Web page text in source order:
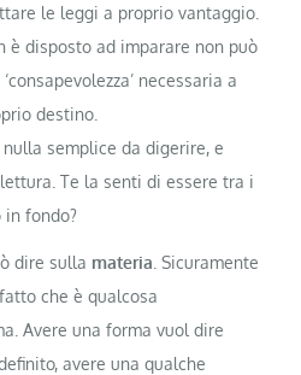
le leggi a proprio vantaggio.
è disposto ad imparare non può
necessaria a
destino.
semplice da digerire, e
Te la senti di essere tra i
in fondo?
dire sulla materia . Sicuramente
che è qualcosa
Avere una forma vuol dire
avere una qualche